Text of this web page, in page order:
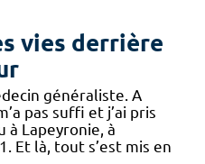
vies derrière
généraliste. A
pas suffi et j’ai pris
à Lapeyronie, à
Et là, tout s’est mis en